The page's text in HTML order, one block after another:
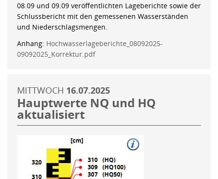
08.09 und 09.09 veröffentlichten Lageberichte sowie der
Schlussbericht mit den gemessenen Wasserständen
und Niederschlagsmengen.
Anhang: Hochwasserlageberichte_08092025-
09092025_Korrektur.pdf
MITTWOCH 16.07.2025
Hauptwerte NQ und HQ
aktualisiert